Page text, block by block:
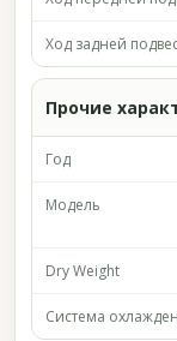
Ход задней
Прочие
Год
Модель
Dry Weight
Система